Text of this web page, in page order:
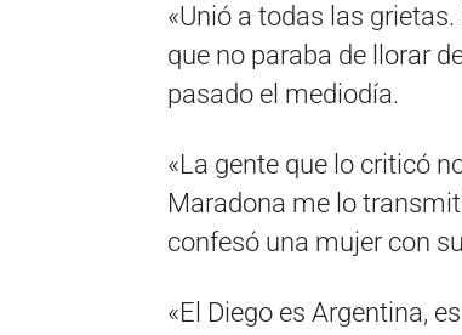
«Unió a todas las
que no paraba de llorar
pasado el mediodía.
«La gente que lo criticó
Maradona me lo
confesó una mujer con
«El Diego es Argentina,